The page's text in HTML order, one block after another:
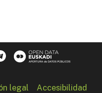
legal Accesibilidad